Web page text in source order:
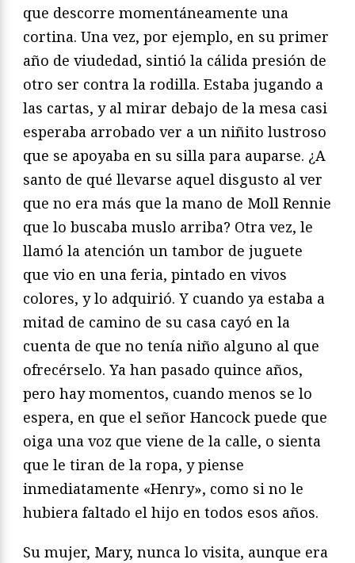
que descorre momentáneamente una
cortina. Una vez, por ejemplo, en su primer
año de viudedad, sintió la cálida presión de
otro ser contra la rodilla. Estaba jugando a
las cartas, y al mirar debajo de la mesa casi
esperaba arrobado ver a un niñito lustroso
que se apoyaba en su silla para auparse. ¿A
santo de qué llevarse aquel disgusto al ver
que no era más que la mano de Moll Rennie
que lo buscaba muslo arriba? Otra vez, le
llamó la atención un tambor de juguete
que vio en una feria, pintado en vivos
colores, y lo adquirió. Y cuando ya estaba a
mitad de camino de su casa cayó en la
cuenta de que no tenía niño alguno al que
ofrecérselo. Ya han pasado quince años,
pero hay momentos, cuando menos se lo
espera, en que el señor Hancock puede que
oiga una voz que viene de la calle, o sienta
que le tiran de la ropa, y piense
inmediatamente «Henry», como si no le
hubiera faltado el hijo en todos esos años.
Su mujer, Mary, nunca lo visita, aunque era